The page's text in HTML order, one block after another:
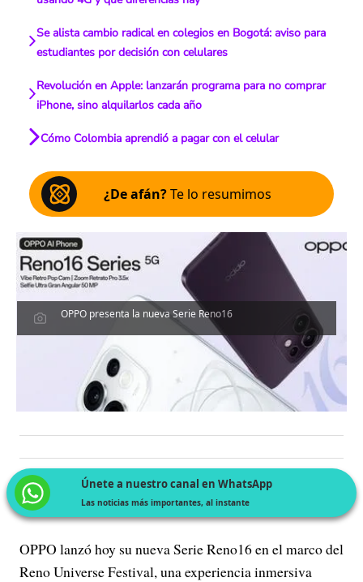
Se alista cambio radical en colegios en Bogotá: aviso para
estudiantes por decisión con celulares
Revolución en Apple: lanzarán programa para no comprar
iPhone, sino alquilarlos cada año
Cómo Colombia aprendió a pagar con el celular
¿De afán?Te lo resumimos
OPPO presenta la nueva Serie Reno16
Únete a nuestro canal en WhatsApp
Las noticias más importantes, al instante
OPPO lanzó hoy su nueva Serie Reno16 en el marco del
Reno Universe Festival, una experiencia inmersiva